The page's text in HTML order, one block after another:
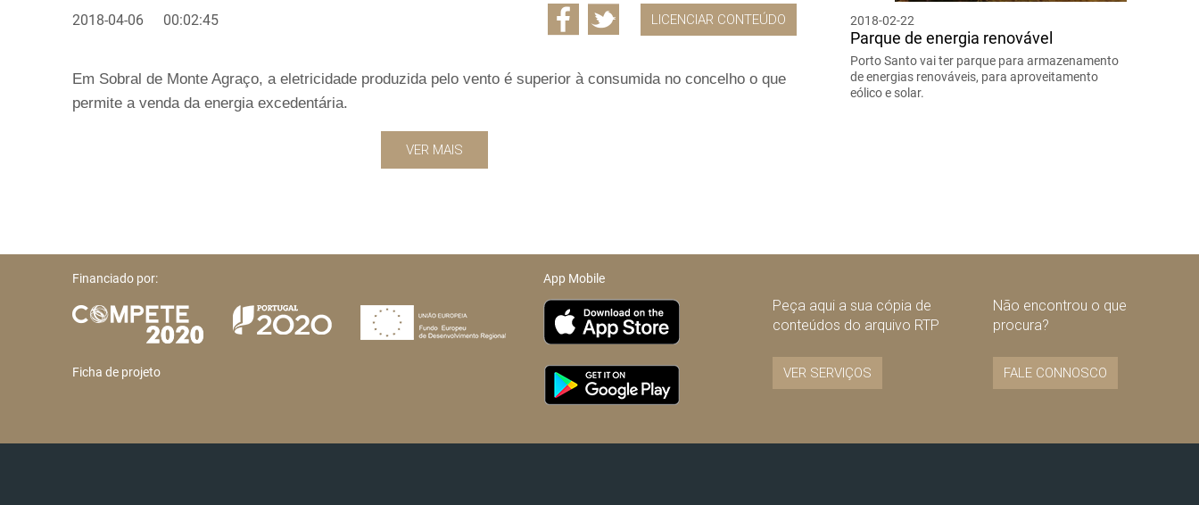
2018-04-06 00:02:45 LICENCIAR CONTEÚDO
Em Sobral de Monte Agraço, a eletricidade produzida pelo vento é superior à consumida no concelho o que
permite a venda da energia excedentária.
VER MAIS
2018-02-22
Parque de energia renovável
Porto Santo vai ter parque para armazenamento
de energias renováveis, para aproveitamento
eólico e solar.
Financiado por:
Ficha de projeto
App Mobile
Peça aqui a sua cópia de
conteúdos do arquivo RTP
VER SERVIÇOS
Não encontrou o que
procura?
FALE CONNOSCO